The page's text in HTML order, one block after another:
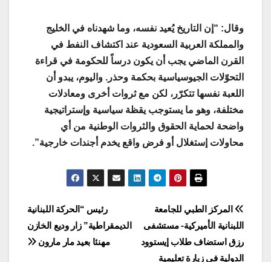
وقال: “إن التاريخ يُعيد نفسه، وما شهدناه في الخليج
والمملكة العربية السعودية عند اكتشاف النفط في
القرن الماضي يجب أن يكون درساً للحكومة في قراءة
التحوّلات الجيوسياسية بحكمة وحذر. واليوم، يبدو أن
اللعبة نفسها تتكرّر، لكن مع ثروات أخرى ومعادلات
مختلفة، وهو ما يستوجب يقظة سياسية وإستراتيجية
واضحة لحماية الحقوق والثروات الوطنية من أي
محاولات إستغلال أو فرض واقع يخدم أجندات خارجية”.
Post
navigation
رئيس “الحركة اللبنانية
الديمقراطية” زار وديع الخازن
مهنئا بعيد مار مارون
المركز الطبي للجامعة
اللبنانية الأميركية- مستشفى
رزق استضاف طلاب إيستوود
الدولية في زيارة تعليمية